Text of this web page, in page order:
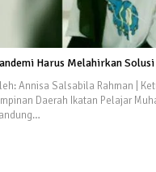
Harus Melahirkan Solusi
Annisa Salsabila Rahman |
Daerah Ikatan Pelajar